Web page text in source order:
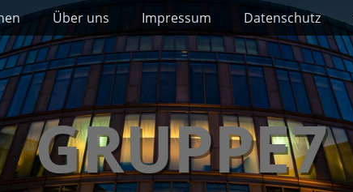
Über uns Impressum Datenschutz
GRUPPE7